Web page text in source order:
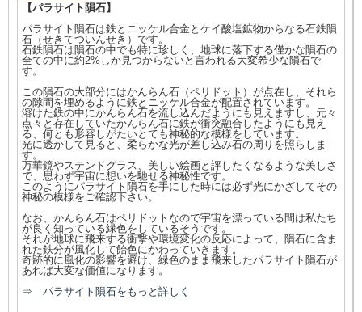
【パラサイト隕石】
パラサイト隕石は鉄とニッケル合金とケイ酸塩鉱物からなる石鉄隕
石（せきてついんせき）です。
石鉄隕石は隕石の中でも特に珍しく、地球に落下する僅かな隕石の
全ての中に約2%しか見つからないと言われる大変希少な隕石で
す。
この隕石の大部分にはかんらん石（ペリドット）が点在し、それら
の隙間を埋めるように鉄とニッケル合金が配置されています。
溶けた鉄の中にかんらん石を流し込んだようにも見えますし、元々
点々と存在していたかんらん石に鉄が衝突融合したようにも見え
る、何とも形容しがたいとても神秘的な模様をしています。
光に透かして見ると、柔らかな光が差し込み石の周りを照らしま
す。
万華鏡やステンドグラス、美しい絵画と評したくなるような美しさ
で、思わず宇宙に想いを馳せる神秘性です。
このようにパラサイト隕石を手にした時には必ず光にかざしてその
神秘の模様をご確認下さい。
なお、かんらん石はペリドットなので宇宙を漂っている間は私たち
が良く知っている緑色をしているそうです。
それが地球に飛来する衝撃や環境変化の反応によって、隕石に含ま
れた鉄分が風化して飴色にかわっていきます。
奇跡的に風化の影響を避け、緑色のまま飛来したパラサイト隕石が
あれば大変な価値になります。
⇒ パラサイト隕石をもっと詳しく